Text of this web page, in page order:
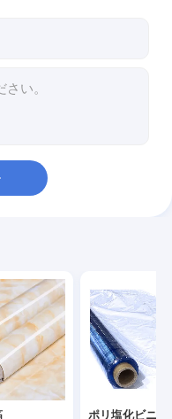
ム
ポリ塩化ビニー